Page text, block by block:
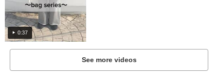
0:37
See more videos